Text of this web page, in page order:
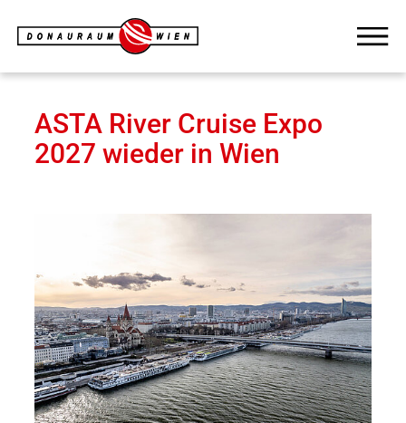
ASTA River Cruise Expo
2027 wieder in Wien